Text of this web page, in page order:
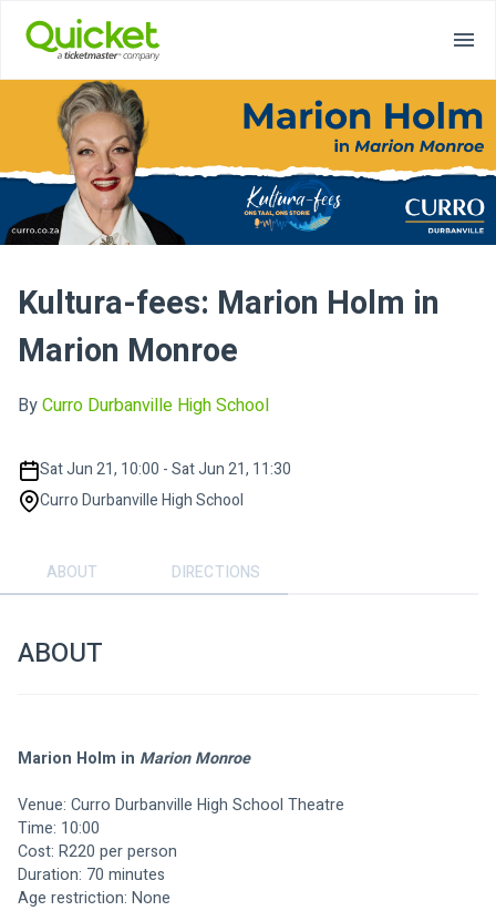
Kultura-fees: Marion Holm in
Marion Monroe
ByCurro Durbanville High School
Sat Jun 21, 10:00 - Sat Jun 21, 11:30
Curro Durbanville High School
ABOUT DIRECTIONS
ABOUT
Marion Holm in Marion Monroe
Venue: Curro Durbanville High School Theatre
Time: 10:00
Cost: R220 per person
Duration: 70 minutes
Age restriction: None